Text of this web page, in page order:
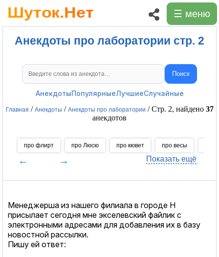
☰ меню
Анекдоты про лаборатории стр. 2
Поиск анекдотов Поиск
АнекдотыПопулярныеЛучшиеСлучайные
Главная / Анекдоты / Анекдоты про лаборатории / Стр. 2, найдено 37
анекдотов
про флирт про Люсю про кювет про весы
← → Показать ещё
Менеджерша из нашего филиала в городе Н
присылает сегодня мне экселевский файлик с
электронными адресами для добавления их в базу
новостной рассылки.
Пишу ей ответ: